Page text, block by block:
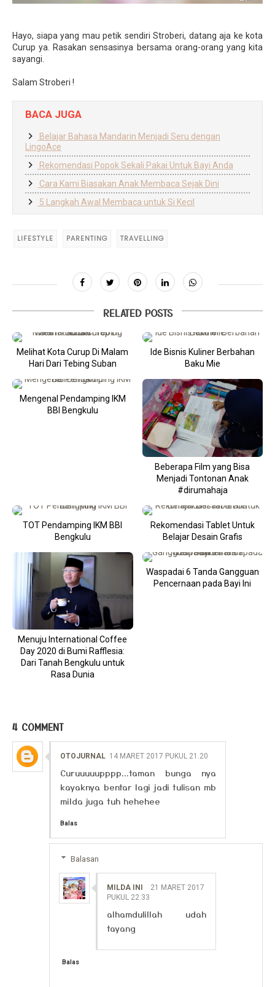
Hayo, siapa yang mau petik sendiri Stroberi, datang aja ke kota
Curup ya. Rasakan sensasinya bersama orang-orang yang kita
sayangi.
Salam Stroberi !
BACA JUGA
Belajar Bahasa Mandarin Menjadi Seru dengan
LingoAce
Rekomendasi Popok Sekali Pakai Untuk Bayi Anda
Cara Kami Biasakan Anak Membaca Sejak Dini
5 Langkah Awal Membaca untuk Si Kecil
LIFESTYLE PARENTING TRAVELLING
RELATED POSTS
Melihat Kota Curup Di Malam
Hari Dari Tebing Suban
Ide Bisnis Kuliner Berbahan
Baku Mie
Mengenal Pendamping IKM
BBI Bengkulu
Beberapa Film yang Bisa
Menjadi Tontonan Anak
#dirumahaja
TOT Pendamping IKM BBI
Bengkulu
Rekomendasi Tablet Untuk
Belajar Desain Grafis
Menuju International Coffee
Day 2020 di Bumi Rafflesia:
Dari Tanah Bengkulu untuk
Rasa Dunia
Waspadai 6 Tanda Gangguan
Pencernaan pada Bayi Ini
4 COMMENT
OTOJURNAL 14 MARET 2017 PUKUL 21.20
Curuuuuupppp...taman bunga nya
kayaknya bentar lagi jadi tulisan mb
milda juga tuh hehehee
Balas
Balasan
MILDA INI
21 MARET 2017
PUKUL 22.33
alhamdulillah udah
tayang
Balas